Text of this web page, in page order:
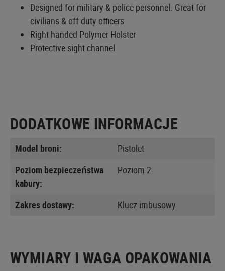
Designed for military & police personnel. Great for
civilians & off duty officers
Right handed Polymer Holster
Protective sight channel
DODATKOWE INFORMACJE
Model broni:
Pistolet
Poziom bezpieczeństwa
kabury:
Poziom 2
Zakres dostawy: Klucz imbusowy
WYMIARY I WAGA OPAKOWANIA